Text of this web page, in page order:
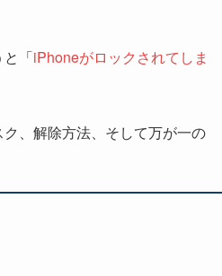
「iPhoneがロックされてしま
、解除方法、そして万が一の